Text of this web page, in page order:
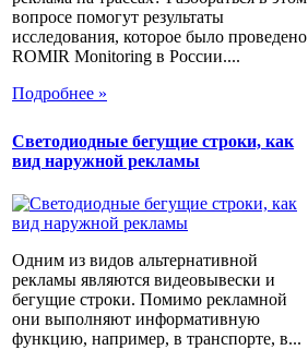
вопросе помогут результаты
исследования, которое было проведено
ROMIR Monitoring в России....
Подробнее »
Светодиодные бегущие строки, как
вид наружной рекламы
Одним из видов альтернативной
рекламы являются видеовывески и
бегущие строки. Помимо рекламной
они выполняют информативную
функцию, например, в транспорте, в...